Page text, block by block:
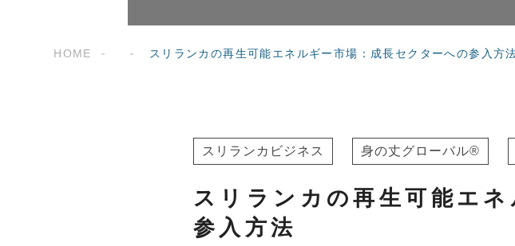
HOME スリランカの再生可能エネルギー市場：成長セクターへの参入方
スリランカビジネス 身の丈グローバル®
スリランカの再生可能エ
参入方法